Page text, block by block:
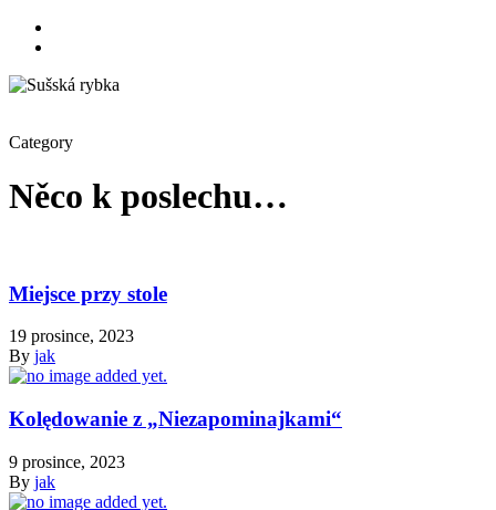
Category
Něco k poslechu…
Miejsce przy stole
19 prosince, 2023
By jak
Kolędowanie z „Niezapominajkami“
9 prosince, 2023
By jak